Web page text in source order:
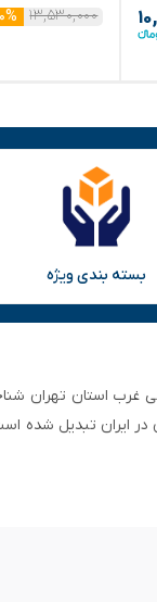
۱۳,۵۳۰,۰۰۰
بسته بندی ویژه
هایپرساختمانی‌ غرب
در ایران تبدیل شده